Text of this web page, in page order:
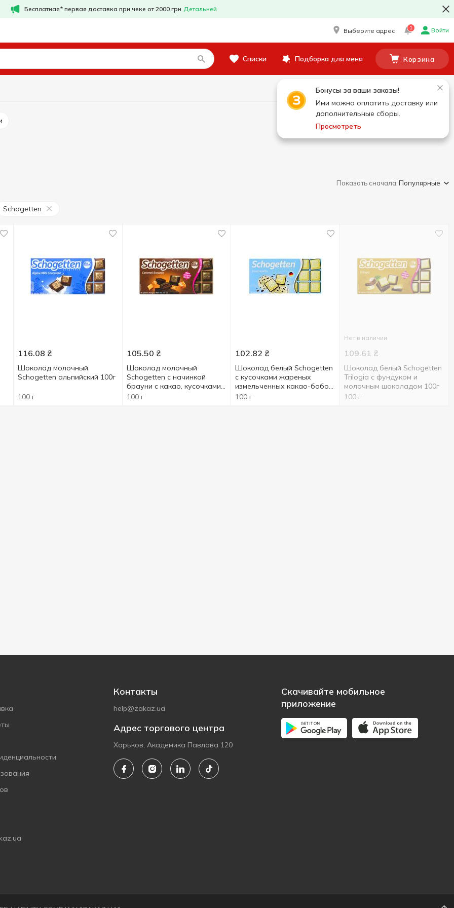
Бесплатная* первая доставка при чеке от 2000 грн Детальней
Выберите адрес 1 Войти
Списки Подборка для меня Корзина
Бонусы за ваши заказы!
Ими можно оплатить доставку или
дополнительные сборы.
Просмотреть
Показать сначала:Популярные
Schogetten
116.08 ₴
Шоколад молочный
Schogеtten альпийский 100г
100 г
105.50 ₴
Шоколад молочный
Schogetten с начинкой
брауни с какао, кусочками
печенья и карамели 100г
100 г
102.82 ₴
Шоколад белый Schogetten
с кусочками жареных
измельченных какао-бобов
и черным шоколадом 100г
100 г
Нет в наличии
109.61 ₴
Шоколад белый Schogetten
Trilogia с фундуком и
молочным шоколадом 100г
100 г
Контакты
help@zakaz.ua
Адрес торгового центра
Харьков, Академика Павлова 120
Скачивайте мобильное
приложение